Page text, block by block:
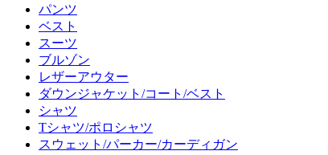
パンツ
ベスト
スーツ
ブルゾン
レザーアウター
ダウンジャケット/コート/ベスト
シャツ
Tシャツ/ポロシャツ
スウェット/パーカー/カーディガン